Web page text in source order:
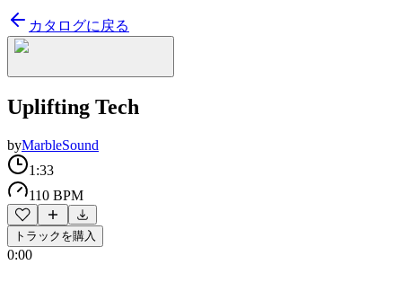
カタログに戻る
Uplifting Tech
byMarbleSound
1:33
110 BPM
トラックを購入
0:00